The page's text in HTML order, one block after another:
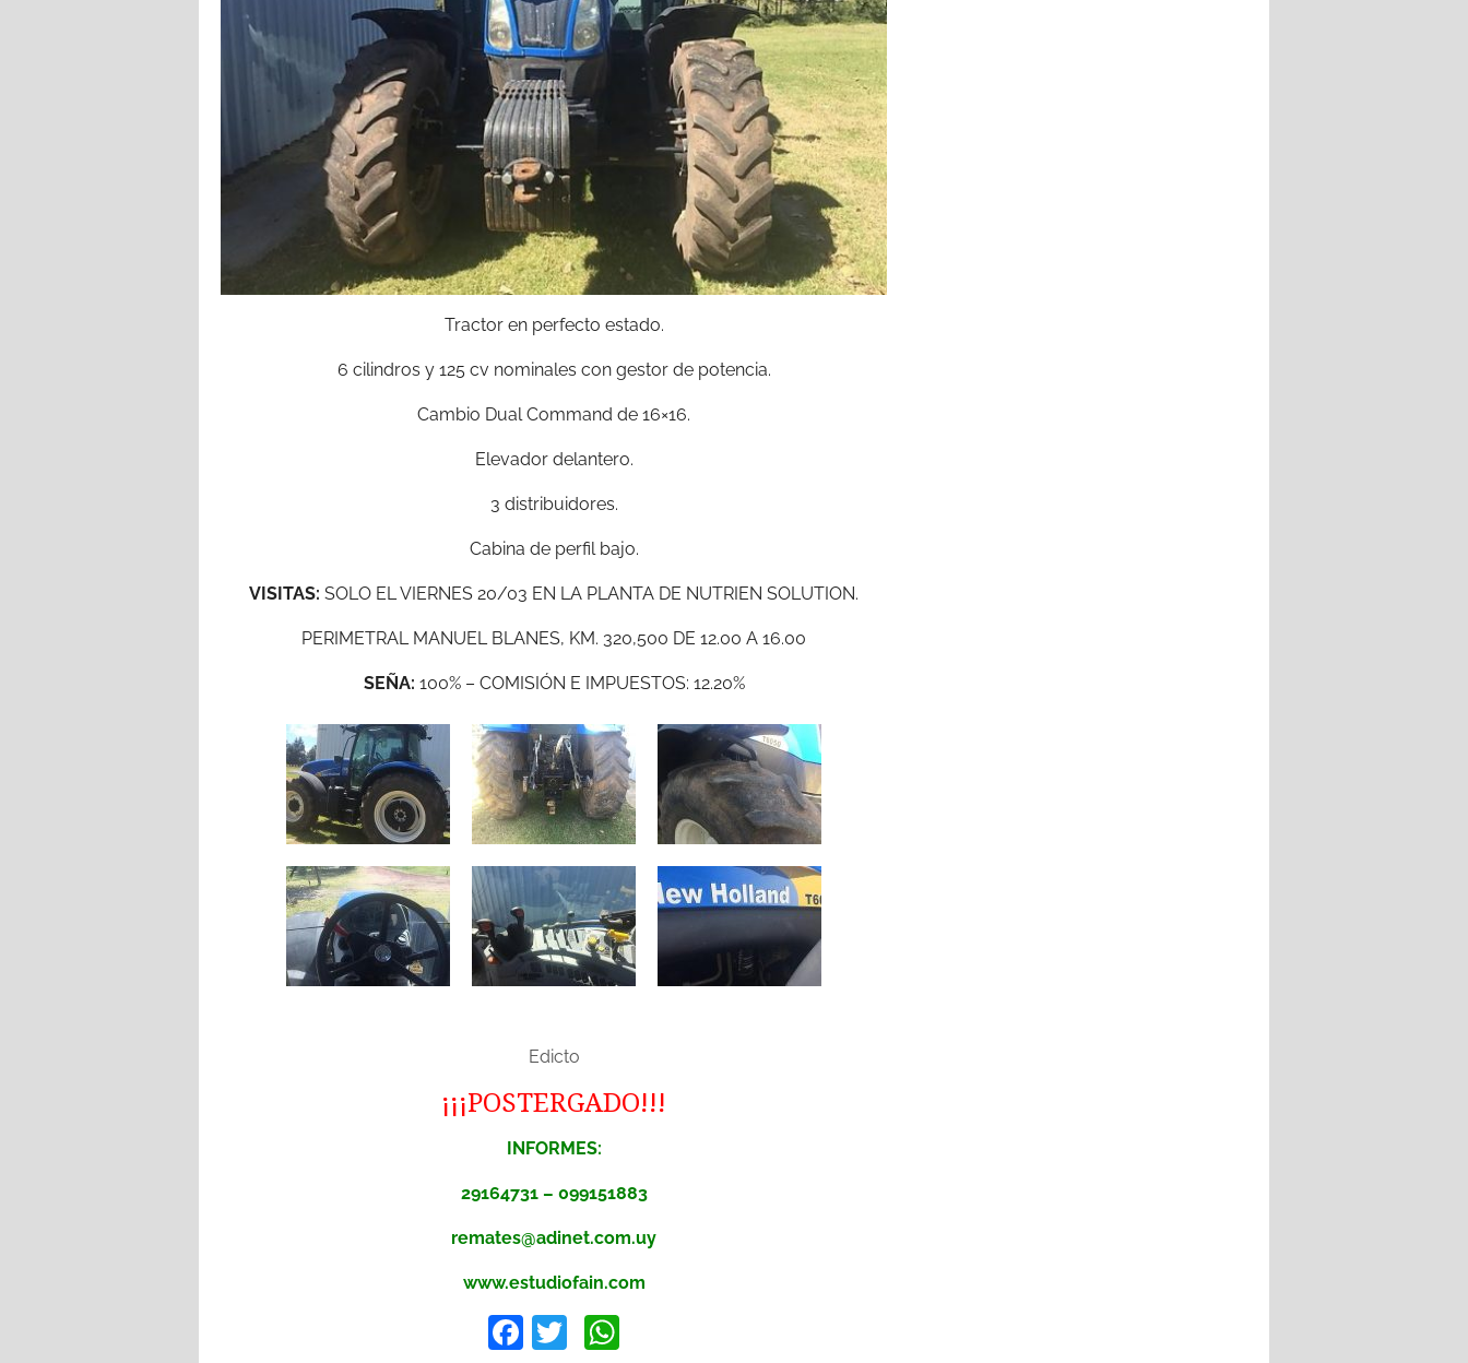
Tractor en perfecto estado.
6 cilindros y 125 cv nominales con gestor de potencia.
Cambio Dual Command de 16×16.
Elevador delantero.
3 distribuidores.
Cabina de perfil bajo.
VISITAS: SOLO EL VIERNES 20/03 EN LA PLANTA DE NUTRIEN SOLUTION.
PERIMETRAL MANUEL BLANES, KM. 320,500 DE 12.00 A 16.00
SEÑA: 100% – COMISIÓN E IMPUESTOS: 12.20%
Edicto
¡¡¡POSTERGADO!!!
INFORMES:
29164731 – 099151883
remates@adinet.com.uy
www.estudiofain.com
Facebook
Twitter